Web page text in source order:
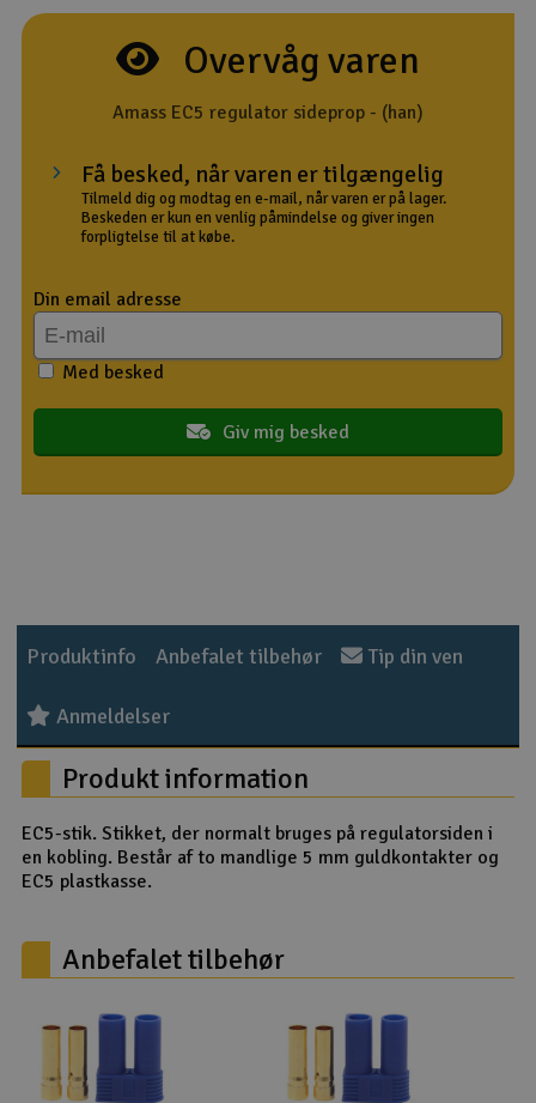
Outlet
Radio udstyr
Scooter & elkøretøj
Slot racing
Smarthjem, leg og hobby
Solenergi
Værktøj, udstyr og tilbehør
Gavekort
Overvåg varen
Amass EC5 regulator sideprop - (han)
Få besked, når varen er tilgængelig
Tilmeld dig og modtag en e-mail, når varen er på lager.
Beskeden er kun en venlig påmindelse og giver ingen
forpligtelse til at købe.
Din email adresse
Med besked
Giv mig besked
Produktinfo Anbefalet tilbehør Tip din ven
Anmeldelser
Produkt information
EC5-stik. Stikket, der normalt bruges på regulatorsiden i
en kobling. Består af to mandlige 5 mm guldkontakter og
EC5 plastkasse.
Anbefalet tilbehør